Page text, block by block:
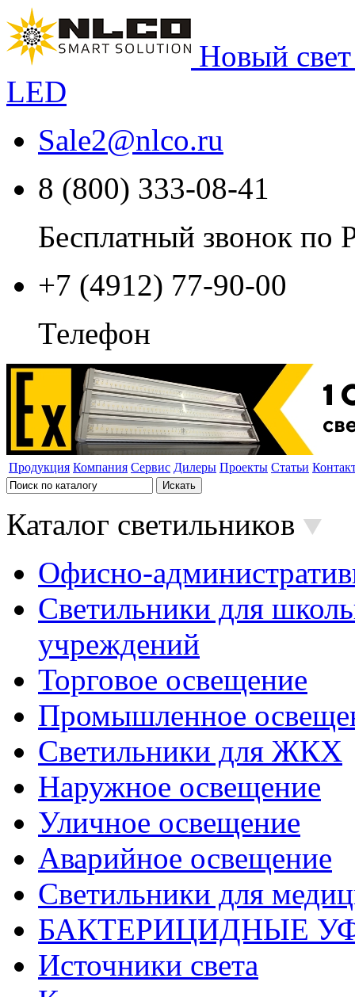
Новый
LED
Sale2@nlco.ru
8 (800) 333-08-41
Бесплатный звонок по
+7 (4912) 77-90-00
Телефон
Продукция Компания Сервис Дилеры Проекты Статьи
Каталог светильников
Офисно-
Светильники для
учреждений
Торговое освещение
Промышленное
Светильники для ЖКХ
Наружное освещение
Уличное освещение
Аварийное освещение
Светильники для
БАКТЕРИЦИДНЫЕ
Источники света